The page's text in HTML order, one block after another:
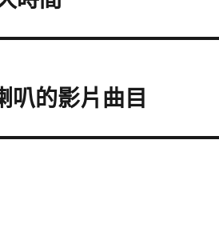
叭的影片曲目